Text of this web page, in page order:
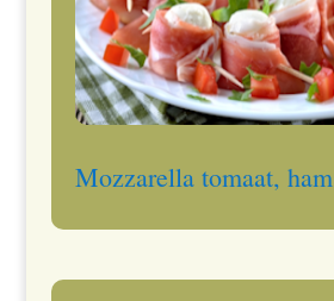
Mozzarella tomaat, ham